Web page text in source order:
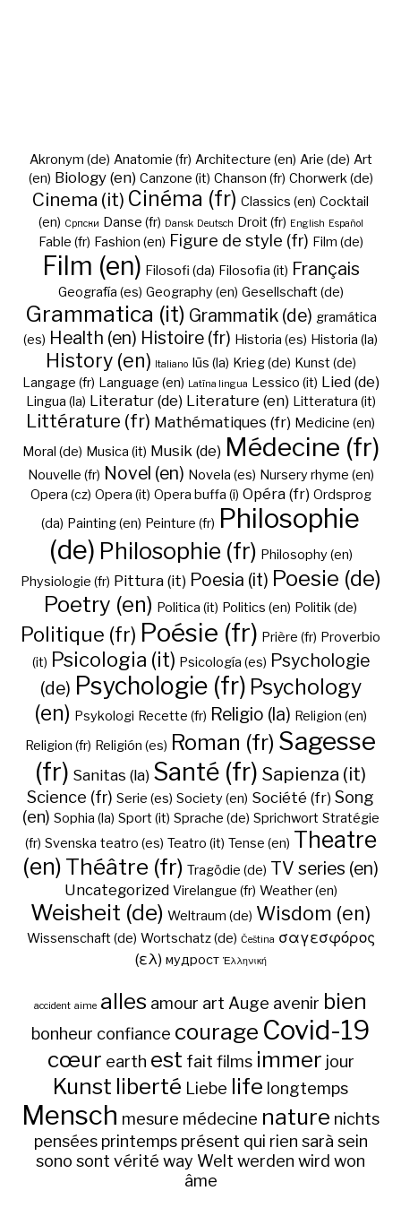
Akronym (de) Anatomie (fr) Architecture (en) Arie (de) Art
(en) Biology (en) Canzone (it) Chanson (fr) Chorwerk (de)
Cinema (it) Cinéma (fr) Classics (en) Cocktail
(en) Cрпски Danse (fr) Dansk Deutsch Droit (fr) English Español
Fable (fr) Fashion (en) Figure de style (fr) Film (de)
Film (en) Filosofi (da) Filosofia (it) Français
Geografía (es) Geography (en) Gesellschaft (de)
Grammatica (it) Grammatik (de) gramática
(es) Health (en) Histoire (fr) Historia (es) Historia (la)
History (en) Italiano Iūs (la) Krieg (de) Kunst (de)
Langage (fr) Language (en) Latīna lingua Lessico (it) Lied (de)
Lingua (la) Literatur (de) Literature (en) Litteratura (it)
Littérature (fr) Mathématiques (fr) Medicine (en)
Moral (de) Musica (it) Musik (de) Médecine (fr)
Nouvelle (fr) Novel (en) Novela (es) Nursery rhyme (en)
Opera (cz) Opera (it) Opera buffa (i) Opéra (fr) Ordsprog
(da) Painting (en) Peinture (fr) Philosophie
(de) Philosophie (fr) Philosophy (en)
Physiologie (fr) Pittura (it) Poesia (it) Poesie (de)
Poetry (en) Politica (it) Politics (en) Politik (de)
Politique (fr) Poésie (fr) Prière (fr) Proverbio
(it) Psicologia (it) Psicología (es) Psychologie
(de) Psychologie (fr) Psychology
(en) Psykologi Recette (fr) Religio (la) Religion (en)
Religion (fr) Religión (es) Roman (fr) Sagesse
(fr) Sanitas (la) Santé (fr) Sapienza (it)
Science (fr) Serie (es) Society (en) Société (fr) Song
(en) Sophia (la) Sport (it) Sprache (de) Sprichwort Stratégie
(fr) Svenska teatro (es) Teatro (it) Tense (en) Theatre
(en) Théâtre (fr) Tragödie (de) TV series (en)
Uncategorized Virelangue (fr) Weather (en)
Weisheit (de) Weltraum (de) Wisdom (en)
Wissenschaft (de) Wortschatz (de) Čeština σαγεσφόρος
(ελ) мудрост Ἑλληνική
accident aime alles amour art Auge avenir bien
bonheur confiance courage Covid-19
cœur earth est fait films immer jour
Kunst liberté Liebe life longtemps
Mensch mesure médecine nature nichts
pensées printemps présent qui rien sarà sein
sono sont vérité way Welt werden wird won
âme